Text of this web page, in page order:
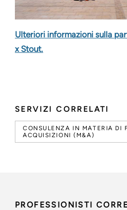
SERVIZI CORRELATI
CONSULENZA IN MATERIA DI
ACQUISIZIONI (M&A)
Ulteriori informazioni sulla
x Stout.
PROFESSIONISTI